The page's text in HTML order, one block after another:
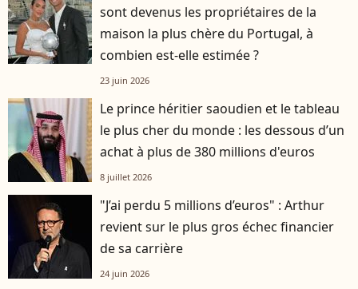
sont devenus les propriétaires de la
maison la plus chère du Portugal, à
combien est-elle estimée ?
23 juin 2026
Le prince héritier saoudien et le tableau
le plus cher du monde : les dessous d’un
achat à plus de 380 millions d'euros
8 juillet 2026
"J’ai perdu 5 millions d’euros" : Arthur
revient sur le plus gros échec financier
de sa carrière
24 juin 2026